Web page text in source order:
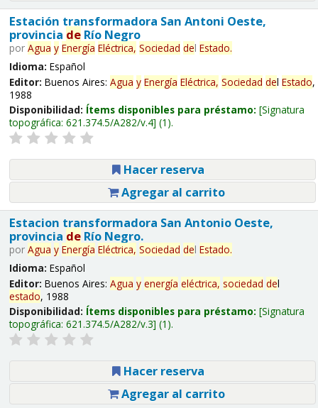
Estación transformadora San Antoni Oeste,
provincia deRío Negro
por Agua y Energía Eléctrica, Sociedad del Estado.
Idioma: Español
Editor: Buenos Aires: Agua y Energía Eléctrica, Sociedad del Estado,
1988
Disponibilidad: Ítems disponibles para préstamo: Signatura
topográfica: 621.374.5/A282/v.4 (1).
Hacer reserva
Agregar al carrito
Estacion transformadora San Antonio Oeste,
provincia deRío Negro.
por Agua y Energía Eléctrica, Sociedad del Estado.
Idioma: Español
Editor: Buenos Aires: Agua y energía eléctrica, sociedad del
estado, 1988
Disponibilidad: Ítems disponibles para préstamo: Signatura
topográfica: 621.374.5/A282/v.3 (1).
Hacer reserva
Agregar al carrito